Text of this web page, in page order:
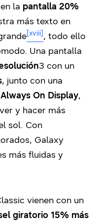
la pantalla 20%
más texto en
[xviii] , todo ello
Una pantalla
3 con un
, junto con una
Always On Display,
y hacer más
sol. Con
Galaxy
más fluidas y
vienen con un
giratorio 15% más